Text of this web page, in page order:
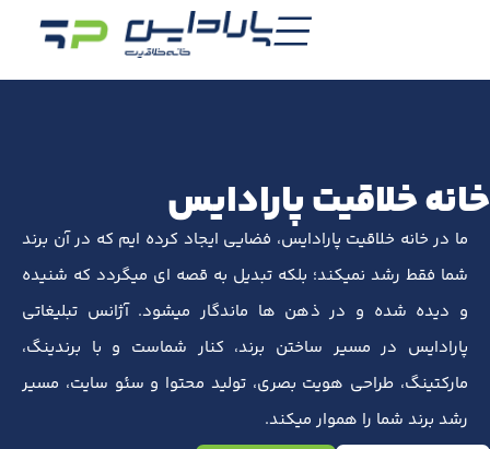
خانه خلاقیت پارادایس
ما در خانه خلاقیت پارادایس، فضایی ایجاد کرده ایم که در آن برند
شما فقط رشد نمیکند؛ بلکه تبدیل به قصه ای میگردد که شنیده
و دیده شده و در ذهن ها ماندگار میشود. آژانس تبلیغاتی
پارادایس در مسیر ساختن برند، کنار شماست و با برندینگ،
مارکتینگ، طراحی هویت بصری، تولید محتوا و سئو سایت، مسیر
رشد برند شما را هموار میکند.